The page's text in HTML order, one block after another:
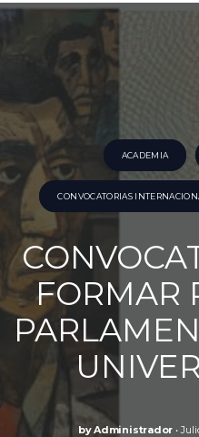
ACADEMIA
CONVOCATORIAS
FORMAR
byAdministrador